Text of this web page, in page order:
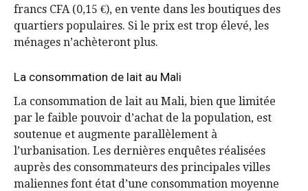
francs CFA (0,15 €), en vente dans les boutiques des
quartiers populaires. Si le prix est trop élevé, les
ménages n’achèteront plus.
La consommation de lait au Mali
La consommation de lait au Mali, bien que limitée
par le faible pouvoir d’achat de la population, est
soutenue et augmente parallèlement à
l’urbanisation. Les dernières enquêtes réalisées
auprès des consommateurs des principales villes
maliennes font état d’une consommation moyenne